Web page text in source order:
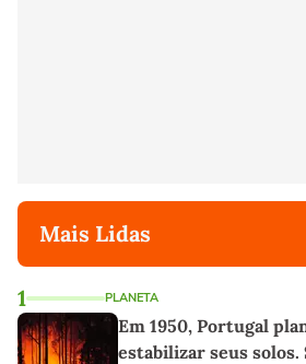
Mais Lidas
1 PLANETA
Em 1950, Portugal
estabilizar seus solos.